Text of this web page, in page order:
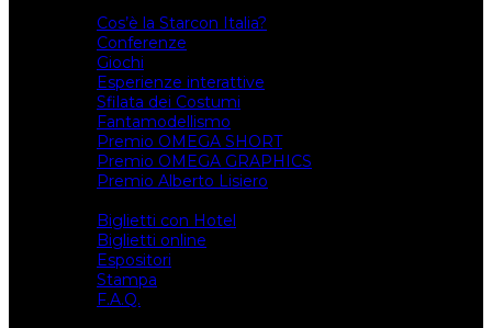
Cos’è la Starcon Italia?
Conferenze
Giochi
Esperienze interattive
Sfilata dei Costumi
Fantamodellismo
Premio OMEGA SHORT
Premio OMEGA GRAPHICS
Premio Alberto Lisiero
Biglietti con Hotel
Biglietti online
Espositori
Stampa
F.A.Q.